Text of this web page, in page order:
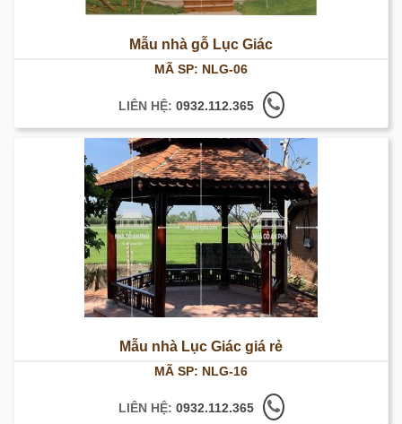
Mẫu nhà gỗ Lục Giác
MÃ SP: NLG-06
LIÊN HỆ: 0932.112.365
Mẫu nhà Lục Giác giá rẻ
MÃ SP: NLG-16
LIÊN HỆ: 0932.112.365